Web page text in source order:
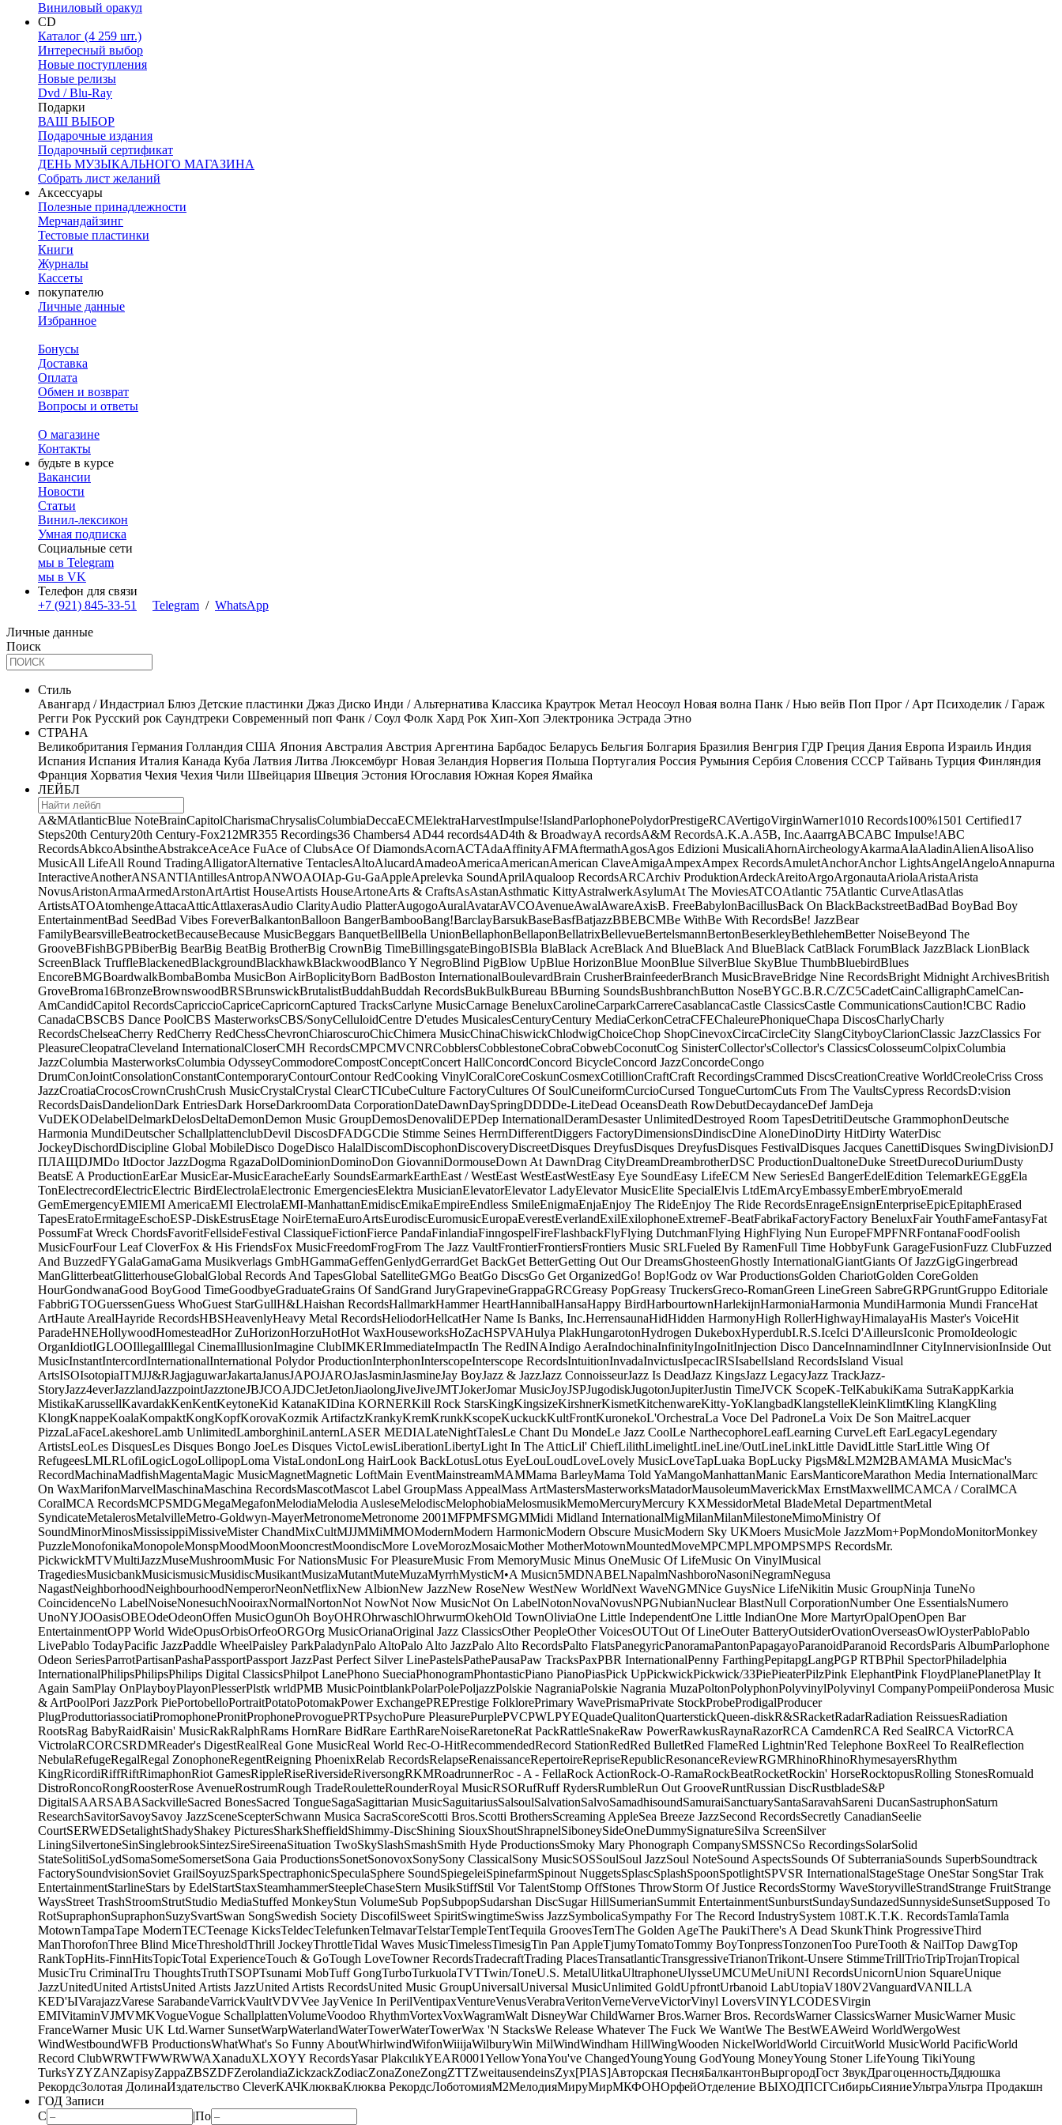
Виниловый оракул
CD
Каталог (4 259 шт.)
Интересный выбор
Новые поступления
Новые релизы
Dvd / Blu-Ray
Подарки
ВАШ ВЫБОР
Подарочные издания
Подарочный сертификат
ДЕНЬ МУЗЫКАЛЬНОГО МАГАЗИНА
Собрать лист желаний
Аксессуары
Полезные принадлежности
Мерчандайзинг
Тестовые пластинки
Книги
Журналы
Кассеты
покупателю
Личные данные
Избранное
Бонусы
Доставка
Оплата
Обмен и возврат
Вопросы и ответы
О магазине
Контакты
будьте в курсе
Вакансии
Новости
Статьи
Винил-лексикон
Умная подписка
Социальные сети
мы в Telegram
мы в VK
Телефон для связи
+7 (921) 845-33-51
Telegram / WhatsApp
Личные данные
Поиск
Стиль
Авангард / Индастриал Блюз Детские пластинки Джаз Диско Инди / Альтернатива Классика Краутрок Метал Неосоул Новая волна Панк / Нью вейв Поп Прог / Арт Психоделик / Гараж
Регги Рок Русский рок Саундтреки Современный поп Фанк / Соул Фолк Хард Рок Хип-Хоп Электроника Эстрада Этно
СТРАНА
Великобритания Германия Голландия США Япония Австралия Австрия Аргентина Барбадос Беларусь Бельгия Болгария Бразилия Венгрия ГДР Греция Дания Европа Израиль Индия
Испания Испания Италия Канада Куба Латвия Литва Люксембург Новая Зеландия Норвегия Польша Португалия Россия Румыния Сербия Словения СССР Тайвань Турция Финляндия
Франция Хорватия Чехия Чехия Чили Швейцария Швеция Эстония Югославия Южная Корея Ямайка
ЛЕЙБЛ
A&MAtlanticBlue NoteBrainCapitolCharismaChrysalisColumbiaDeccaECMElektraHarvestImpulse!IslandParlophonePolydorPrestigeRCAVertigoVirginWarner1010 Records100%1501 Certified17
Steps20th Century20th Century-Fox21 2MR355 Recordings36 Chambers4 AD44 records4AD4th & BroadwayA recordsA&M RecordsA.K.A.A5B, Inc.AaarrgABCABC Impulse!ABC
RecordsAbkcoAbsintheAbstrakceAceAce FuAce of ClubsAce Of DiamondsAcornACTAdaAffinityAFMAftermathAgosAgos Edizioni MusicaliAhornAircheologyAkarmaAlaAladinAlienAlisoAliso
MusicAll LifeAll Round TradingAlligatorAlternative TentaclesAltoAlucardAmadeoAmericaAmericanAmerican ClaveAmigaAmpexAmpex RecordsAmuletAnchorAnchor LightsAngelAngeloAnnapurna
InteractiveAnotherANSANTIAntillesAntropANWOAOIAp-Gu-GaAppleAprelevka SoundAprilAqualoop RecordsARCArchiv ProduktionArdeckAreitoArgoArgonautaAriolaAristaArista
NovusAristonArmaArmedArstonArtArtist HouseArtists HouseArtoneArts & CraftsAsAstanAsthmatic KittyAstralwerkAsylumAt The MoviesATCOAtlantic 75Atlantic CurveAtlasAtlas
ArtistsATOAtomhengeAttacaAtticAttlaxerasAudio ClarityAudio PlatterAugogoAuralAvatarAVCOAvenueAwalAwareAxisB. FreeBabylonBacillusBack On BlackBackstreetBadBad BoyBad Boy
EntertainmentBad SeedBad Vibes ForeverBalkantonBalloon BangerBambooBang!BarclayBarsukBaseBasfBatjazzBBEBCMBe WithBe With RecordsBe! JazzBear
FamilyBearsvilleBeatrocketBecauseBecause MusicBeggars BanquetBellBella UnionBellaphonBellaponBellatrixBellevueBertelsmannBertonBeserkleyBethlehemBetter NoiseBeyond The
GrooveBFishBGPBiberBig BearBig BeatBig BrotherBig CrownBig TimeBillingsgateBingoBISBla BlaBlack AcreBlack And BlueBlack And BlueBlack CatBlack ForumBlack JazzBlack LionBlack
ScreenBlack TruffleBlackenedBlackgroundBlackhawkBlackwoodBlanco Y NegroBlind PigBlow UpBlue HorizonBlue MoonBlue SilverBlue SkyBlue ThumbBluebirdBlues
EncoreBMGBoardwalkBombaBomba MusicBon AirBoplicityBorn BadBoston InternationalBoulevardBrain CrusherBrainfeederBranch MusicBraveBridge Nine RecordsBright Midnight ArchivesBritish
GroveBroma16BronzeBrownswoodBRSBrunswickBrutalistBuddahBuddah RecordsBukBulkBureau BBurning SoundsBushbranchButton NoseBYGC.B.R.C/ZC5CadetCainCalligraphCamelCan-
AmCandidCapitol RecordsCapriccioCapriceCapricornCaptured TracksCarlyne MusicCarnage BeneluxCarolineCarparkCarrereCasablancaCastle ClassicsCastle CommunicationsCaution!CBC Radio
CanadaCBSCBS Dance PoolCBS MasterworksCBS/SonyCelluloidCentre D'etudes MusicalesCenturyCentury MediaCerkonCetraCFEChaleurePhoniqueChapa DiscosCharlyCharly
RecordsChelseaCherry RedCherry RedChessChevronChiaroscuroChicChimera MusicChinaChiswickChlodwigChoiceChop ShopCinevoxCircaCircleCity SlangCityboyClarionClassic JazzClassics For
PleasureCleopatraCleveland InternationalCloserCMH RecordsCMPCMVCNRCobblersCobblestoneCobraCobwebCoconutCog SinisterCollector'sCollector's ClassicsColosseumColpixColumbia
JazzColumbia MasterworksColumbia OdysseyCommodoreCompostConceptConcert HallConcordConcord BicycleConcord JazzConcordeCongo
DrumConJointConsolationConstantContemporaryContourContour RedCooking VinylCoralCoreCoskunCosmexCotillionCraftCraft RecordingsCrammed DiscsCreationCreative WorldCreoleCriss Cross
JazzCroatiaCrocosCrownCrushCrush MusicCrystalCrystal ClearCTICubeCulture FactoryCultures Of SoulCuneiformCurcioCursed TongueCurtomCuts From The VaultsCypress RecordsD:vision
RecordsDaisDandelionDark EntriesDark HorseDarkroomData CorporationDateDawnDaySpringDDDDe-LiteDead OceansDeath RowDebutDecaydanceDef JamDeja
VuDEKODelabelDelmarkDelosDeltaDemonDemon Music GroupDemosDenovaliDEPDep InternationalDeramDesaster UnlimitedDestroyed Room TapesDetritiDeutsche GrammophonDeutsche
Harmonia MundiDeutscher SchallplattenclubDevil DiscosDFADGCDie Stimme Seines HerrnDifferentDiggers FactoryDimensionsDindiscDine AloneDinoDirty HitDirty WaterDisc
JockeyDischordDiscipline Global MobileDisco DogeDisco HalalDiscomDiscophonDiscoveryDiscreetDisques DreyfusDisques DreyfusDisques FestivalDisques Jacques CanettiDisques SwingDivisionDJ
ПЛАЩDJMDo ItDoctor JazzDogma RgazaDolDominionDominoDon GiovanniDormouseDown At DawnDrag CityDreamDreambrotherDSC ProductionDualtoneDuke StreetDurecoDuriumDusty
BeatsE A ProductionEarEar MusicEar-MusicEaracheEarly SoundsEarmarkEarthEast / WestEast WestEastWestEasy Eye SoundEasy LifeECM New SeriesEd BangerEdelEdition TelemarkEGEggEla
TonElectrecordElectricElectric BirdElectrolaElectronic EmergenciesElektra MusicianElevatorElevator LadyElevator MusicElite SpecialElvis LtdEmArcyEmbassyEmberEmbryoEmerald
GemEmergencyEMIEMI AmericaEMI ElectrolaEMI-ManhattanEmidiscEmikaEmpireEndless SmileEnigmaEnjaEnjoy The RideEnjoy The Ride RecordsEnrageEnsignEnterpriseEpicEpitaphErased
TapesEratoErmitageEschoESP-DiskEstrusEtage NoirEternaEuroArtsEurodiscEuromusicEuropaEverestEverlandExilExilophoneExtremeF-BeatFabrikaFactoryFactory BeneluxFair YouthFameFantasyFat
PossumFat Wreck ChordsFavoritFellsideFestival ClassiqueFictionFierce PandaFinlandiaFinngospelFireFlashbackFlyFlying DutchmanFlying HighFlying Nun EuropeFMPFNRFontanaFoodFoolish
MusicFourFour Leaf CloverFox & His FriendsFox MusicFreedomFrogFrom The Jazz VaultFrontierFrontiersFrontiers Music SRLFueled By RamenFull Time HobbyFunk GarageFusionFuzz ClubFuzzed
And BuzzedFYGalaGamaGama Musikverlags GmbHGammaGeffenGenlydGerrardGet BackGet BetterGetting Out Our DreamsGhosteenGhostly InternationalGiantGiants Of JazzGigGingerbread
ManGlitterbeatGlitterhouseGlobalGlobal Records And TapesGlobal SatelliteGMGo BeatGo DiscsGo Get OrganizedGo! Bop!Godz ov War ProductionsGolden ChariotGolden CoreGolden
HourGondwanaGood BoyGood TimeGoodbyeGraduateGrains Of SandGrand JuryGrapevineGrappaGRCGreasy PopGreasy TruckersGreco-RomanGreen LineGreen SabreGRPGruntGruppo Editoriale
FabbriGTOGuerssenGuess WhoGuest StarGullH&LHaishan RecordsHallmarkHammer HeartHannibalHansaHappy BirdHarbourtownHarlekijnHarmoniaHarmonia MundiHarmonia Mundi FranceHat
ArtHaute ArealHayride RecordsHBSHeavenlyHeavy Metal RecordsHeliodorHellcatHer Name Is Banks, Inc.HerrensaunaHidHidden HarmonyHigh RollerHighwayHimalayaHis Master's VoiceHit
ParadeHNEHollywoodHomesteadHor ZuHorizonHorzuHotHot WaxHouseworksHoZacHSPVAHulya PlakHungarotonHydrogen DukeboxHyperdubI.R.S.IceIci D'AilleursIconic PromoIdeologic
OrganIdiotIGLOOIllegalIllegal CinemaIllusionImagine ClubIMKERImmediateImpactIn The RedINAIndigo AeraIndochinaInfinityIngoInitInjection Disco DanceInnamindInner CityInnervisionInside Out
MusicInstantIntercordInternationalInternational Polydor ProductionInterphonInterscopeInterscope RecordsIntuitionInvadaInvictusIpecacIRSIsabelIsland RecordsIsland Visual
ArtsISOIsotopiaITMJJ&RJagjaguwarJakartaJanusJAPOJAROJasJasminJasmineJay BoyJazz & JazzJazz ConnoisseurJazz Is DeadJazz KingsJazz LegacyJazz TrackJazz-
StoryJazz4everJazzlandJazzpointJazztoneJBJCOAJDCJetJetonJiaolongJiveJiveJMTJokerJomar MusicJoyJSPJugodiskJugotonJupiterJustin TimeJVCK ScopeK-TelKabukiKama SutraKappKarkia
MistikaKarussellKavardakKenKentKeytoneKid KatanaKIDina KORNERKill Rock StarsKingKingsizeKirshnerKismetKitchenwareKitty-YoKlangbadKlangstelleKleinKlimtKling KlangKling
KlongKnappeKoalaKompaktKongKopfKorovaKozmik ArtifactzKrankyKremKrunkKscopeKuckuckKultFrontKuronekoL'OrchestraLa Voce Del PadroneLa Voix De Son MaitreLacquer
PizzaLaFaceLakeshoreLamb UnlimitedLamborghiniLanternLASER MEDIALateNightTalesLe Chant Du MondeLe Jazz CoolLe NarthecophoreLeafLearning CurveLeft EarLegacyLegendary
ArtistsLeoLes DisquesLes Disques Bongo JoeLes Disques VictoLewisLiberationLibertyLight In The AtticLil' ChiefLilithLimelightLineLine/OutLineLinkLittle DavidLittle StarLittle Wing Of
RefugeesLMLRLofiLogicLogoLollipopLoma VistaLondonLong HairLook BackLotusLotus EyeLouLoudLoveLovely MusicLoveTapLuaka BopLucky PigsM&LM2M2BAMAMA MusicMac's
RecordMachinaMadfishMagentaMagic MusicMagnetMagnetic LoftMain EventMainstreamMAMMama BarleyMama Told YaMangoManhattanManic EarsManticoreMarathon Media InternationalMarc
On WaxMarifonMarvelMaschinaMaschina RecordsMascotMascot Label GroupMass AppealMass ArtMastersMasterworksMatadorMausoleumMaverickMax ErnstMaxwellMCAMCA / CoralMCA
CoralMCA RecordsMCPSMDGMegaMegafonMelodiaMelodia AusleseMelodiscMelophobiaMelosmusikMemoMercuryMercury KXMessidorMetal BladeMetal DepartmentMetal
SyndicateMetalerosMetalvilleMetro-Goldwyn-MayerMetronomeMetronome 2001MFPMFSMGMMidi Midland InternationalMigMilanMilanMilestoneMimoMinistry Of
SoundMinorMinosMississippiMissiveMister ChandMixCultMJJMMiMMOModernModern HarmonicModern Obscure MusicModern Sky UKMoers MusicMole JazzMom+PopMondoMonitorMonkey
PuzzleMonofonikaMonopoleMonspMoodMoonMooncrestMoondiscMore LoveMorozMosaicMother MotherMotownMountedMoveMPCMPLMPOMPSMPS RecordsMr.
PickwickMTVMultiJazzMuseMushroomMusic For NationsMusic For PleasureMusic From MemoryMusic Minus OneMusic Of LifeMusic On VinylMusical
TragediesMusicbankMusicismusicMusidiscMusikantMusizaMutantMuteMuzaMyrrhMysticM•A Musicn5MDNABELNapalmNashboroNasoniNegramNegusa
NagastNeighborhoodNeighbourhoodNemperorNeonNetflixNew AlbionNew JazzNew RoseNew WestNew WorldNext WaveNGMNice GuysNice LifeNikitin Music GroupNinja TuneNo
CoincidenceNo LabelNoiseNonesuchNooiraxNormalNortonNot NowNot Now MusicNot On LabelNotonNovaNovusNPGNubianNuclear BlastNull CorporationNumber One EssentialsNumero
UnoNYJOOasisOBEOdeOdeonOffen MusicOgunOh BoyOHROhrwaschlOhrwurmOkehOld TownOliviaOne Little IndependentOne Little IndianOne More MartyrOpalOpenOpen Bar
EntertainmentOPP World WideOpusOrbisOrfeoORGOrg MusicOrianaOriginal Jazz ClassicsOther PeopleOther VoicesOUTOut Of LineOuter BatteryOutsiderOvationOverseasOwlOysterPabloPablo
LivePablo TodayPacific JazzPaddle WheelPaisley ParkPaladynPalo AltoPalo Alto JazzPalo Alto RecordsPalto FlatsPanegyricPanoramaPantonPapagayoParanoidParanoid RecordsParis AlbumParlophone
Odeon SeriesParrotPartisanPashaPassportPassport JazzPast Perfect Silver LinePastelsPathePausaPaw TracksPaxPBR InternationalPenny FarthingPepitapgLangPGP RTBPhil SpectorPhiladelphia
InternationalPhilipsPhilipsPhilips Digital ClassicsPhilpot LanePhono SueciaPhonogramPhontasticPiano PianoPiasPick UpPickwickPickwick/33PiePieaterPilzPink ElephantPink FloydPlanePlanetPlay It
Again SamPlay OnPlayboyPlayonPlesserPlstk wrldPMB MusicPointblankPolarPolePoljazzPolskie NagraniaPolskie Nagrania MuzaPoltonPolyphonPolyvinylPolyvinyl CompanyPompeiiPonderosa Music
& ArtPoolPori JazzPork PiePortobelloPortraitPotatoPotomakPower ExchangePREPrestige FolklorePrimary WavePrismaPrivate StockProbeProdigalProducer
PlugProduttoriassociatiPromophonePronitProphoneProvoguePRTPsychoPure PleasurePurplePVCPWLPYEQuadeQualitonQuarterstickQueen-diskR&SRacketRadarRadiation ReissuesRadiation
RootsRag BabyRaidRaisin' MusicRakRalphRams HornRare BidRare EarthRareNoiseRaretoneRat PackRattleSnakeRaw PowerRawkusRaynaRazorRCA CamdenRCA Red SealRCA VictorRCA
VictrolaRCORCSRDMReader's DigestRealReal Gone MusicReal World Rec-O-HitRecommendedRecord StationRedRed BulletRed FlameRed Lightnin'Red Telephone BoxReel To RealReflection
NebulaRefugeRegalRegal ZonophoneRegentReigning PhoenixRelab RecordsRelapseRenaissanceRepertoireRepriseRepublicResonanceReviewRGMRhinoRhinoRhymesayersRhythm
KingRicordiRiffRiftRimaphonRiot GamesRippleRiseRiversideRiversongRKMRoadrunnerRoc - A - FellaRock ActionRock-O-RamaRockBeatRocketRockin' HorseRocktopusRolling StonesRomuald
DistroRoncoRongRoosterRose AvenueRostrumRough TradeRouletteRounderRoyal MusicRSORufRuff RydersRumbleRun Out GrooveRuntRussian DiscRustbladeS&P
DigitalSAARSABASackvilleSacred BonesSacred TongueSagaSagittarian MusicSaguitariusSalsoulSalvationSalvoSamadhisoundSamuraiSanctuarySantaSaravahSareni DucanSastruphonSaturn
ResearchSavitorSavoySavoy JazzSceneScepterSchwann Musica SacraScoreScotti Bros.Scotti BrothersScreaming AppleSea Breeze JazzSecond RecordsSecretly CanadianSeelie
CourtSERWEDSetalightShadyShakey PicturesSharkSheffieldShimmy-DiscShining SiouxShoutShrapnelSiboneySideOneDummySignatureSilva ScreenSilver
LiningSilvertoneSinSinglebrookSintezSireSireenaSituation TwoSkySlashSmashSmith Hyde ProductionsSmoky Mary Phonograph CompanySMSSNCSo RecordingsSolarSolid
StateSolitiSoLydSomaSomeSomersetSona Gaia ProductionsSonetSonovoxSonySony ClassicalSony MusicSOSSoulSoul JazzSoul NoteSound AspectsSounds Of SubterraniaSounds SuperbSoundtrack
FactorySoundvisionSoviet GrailSoyuzSparkSpectraphonicSpeculaSphere SoundSpiegeleiSpinefarmSpinout NuggetsSplascSplashSpoonSpotlightSPVSR InternationalStageStage OneStar SongStar Trak
EntertainmentStarlineStars by EdelStartStaxSteamhammerSteepleChaseStern MusikStiffStil Vor TalentStomp OffStones ThrowStorm Of Justice RecordsStormy WaveStoryvilleStrandStrange FruitStrange
WaysStreet TrashStroomStrutStudio MediaStuffed MonkeyStun VolumeSub PopSubpopSudarshan DiscSugar HillSumerianSummit EntertainmentSunburstSundaySundazedSunnysideSunsetSupposed To
RotSupraphonSupraphonSuzySvartSwan SongSwedish Society DiscofilSweet SpiritSwingtimeSwiss JazzSymbolicaSympathy For The Record IndustrySystem 108T.K.T.K. RecordsTamlaTamla
MotownTampaTape ModernTECTeenage KicksTeldecTelefunkenTelmavarTelstarTempleTentTequila GroovesTernThe Golden AgeThe PaukiThere's A Dead SkunkThink ProgressiveThird
ManThorofonThree Blind MiceThresholdThrill JockeyThrottleTidal Waves MusicTimelessTimesigTin Pan AppleTjumyTomatoTommy BoyTonpressTonzonenToo PureTooth & NailTop DawgTop
RankTopHits-FinnHitsTopicTotal ExperienceTouch & GoTough LoveTowner RecordsTradecraftTrading PlacesTransatlanticTransgressiveTrianonTrikont-Unsere StimmeTrillTrioTripTrojanTropical
MusicTru CriminalTru ThoughtsTruthTSOPTsunami MobTuff GongTurboTurkuolaTVTTwin/ToneU.S. MetalUlitkaUltraphoneUlysseUMCUMeUniUNI RecordsUnicornUnion SquareUnique
JazzUnitedUnited ArtistsUnited Artists JazzUnited Artists RecordsUnited Music GroupUniversalUniversal MusicUnlimited GoldUpfrontUrbanoid LabUtopiaV180V2VanguardVANILLA
KED'ЫVarajazzVarese SarabandeVarrickVaultVDVVee JayVenice In PerilVentipaxVentureVenusVerabraVeritonVerneVerveVictorVinyl LoversVINYLCODESVirgin
EMIVitaminVJMVMKVogueVogue SchallplattenVolumeVoodoo RhythmVortexVoxWagramWalt DisneyWar ChildWarner Bros.Warner Bros. RecordsWarner ClassicsWarner MusicWarner Music
FranceWarner Music UK Ltd.Warner SunsetWarpWaterlandWaterTowerWaterTowerWax 'N StacksWe Release Whatever The Fuck We WantWe The BestWEAWeird WorldWergoWest
WindWestboundWFB ProductionsWhatWhat's So Funny AboutWhirlwindWifonWiiijaWilburyWin MilWindWindham HillWingWooden NickelWorldWorld CircuitWorld MusicWorld PacificWorld
Record ClubWRWTFWWRWWAXanaduXLXOYY RecordsYasar PlakcılıkYEAR0001YellowYonaYou've ChangedYoungYoung GodYoung MoneyYoung Stoner LifeYoung TikiYoung
TurksYZYZANZapisyZappaZBSZDFZerolandiaZickzackZodiacZonaZoneZongZTTZweitausendeinsZyx[PIAS]Авторская ПесняБалкантонВыргородГост ЗвукДрагоценностьДядюшка
РекордсЗолотая ДолинаИздательство CleverКАЧКлюкваКлюква РекордсЛоботомияМ2МелодияМируМирМКФОНОрфейОтделение ВЫХОДПСГСибирьСияниеУльтраУльтра Продакшн
ГОД Записи
С
|По